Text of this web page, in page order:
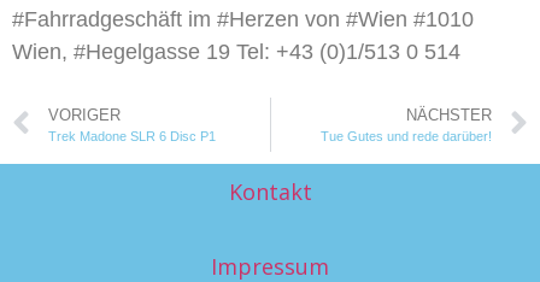
#Fahrradgeschäft im #Herzen von #Wien #1010
Wien, #Hegelgasse 19 Tel: +43 (0)1/513 0 514
VORIGER
Trek Madone SLR 6 Disc P1
NÄCHSTER
Tue Gutes und rede darüber!
Kontakt
Impressum